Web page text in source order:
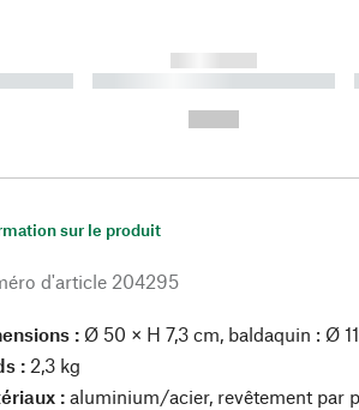
------------
----------- ----------- ----------
sur le produit
d'article 204295
: Ø 50 × H 7,3 cm, baldaquin : Ø
: 2,3 kg
: aluminium/acier, revêtement par